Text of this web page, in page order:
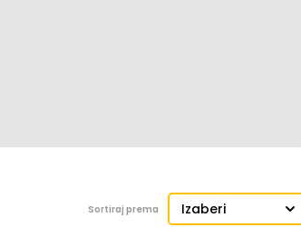
Sortiraj prema Izaberi